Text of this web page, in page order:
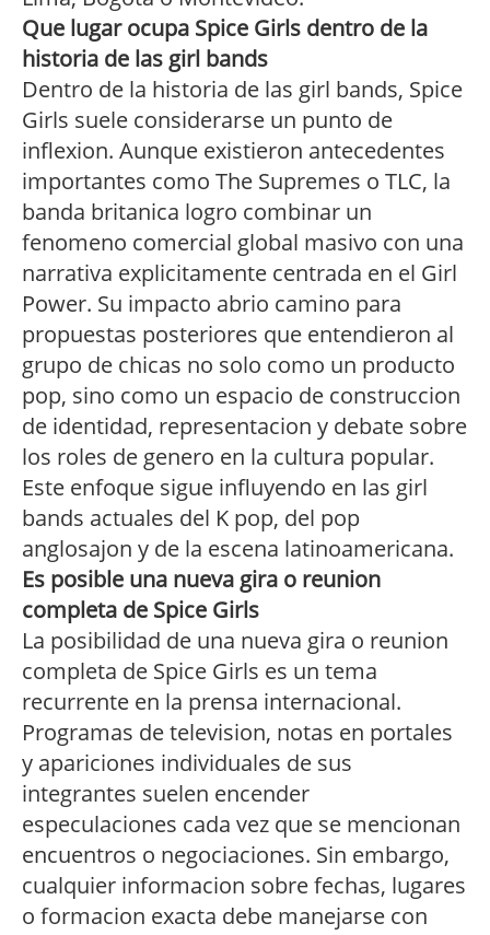
Que lugar ocupa Spice Girls dentro de la
historia de las girl bands
Dentro de la historia de las girl bands, Spice
Girls suele considerarse un punto de
inflexion. Aunque existieron antecedentes
importantes como The Supremes o TLC, la
banda britanica logro combinar un
fenomeno comercial global masivo con una
narrativa explicitamente centrada en el Girl
Power. Su impacto abrio camino para
propuestas posteriores que entendieron al
grupo de chicas no solo como un producto
pop, sino como un espacio de construccion
de identidad, representacion y debate sobre
los roles de genero en la cultura popular.
Este enfoque sigue influyendo en las girl
bands actuales del K pop, del pop
anglosajon y de la escena latinoamericana.
Es posible una nueva gira o reunion
completa de Spice Girls
La posibilidad de una nueva gira o reunion
completa de Spice Girls es un tema
recurrente en la prensa internacional.
Programas de television, notas en portales
y apariciones individuales de sus
integrantes suelen encender
especulaciones cada vez que se mencionan
encuentros o negociaciones. Sin embargo,
cualquier informacion sobre fechas, lugares
o formacion exacta debe manejarse con